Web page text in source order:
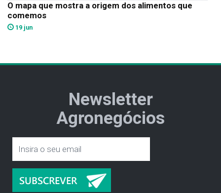
O mapa que mostra a origem dos alimentos que
comemos
19 jun
Newsletter
Agronegócios